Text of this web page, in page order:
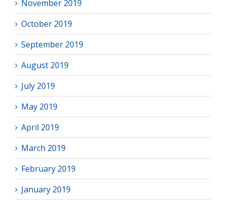
November 2019
October 2019
September 2019
August 2019
July 2019
May 2019
April 2019
March 2019
February 2019
January 2019